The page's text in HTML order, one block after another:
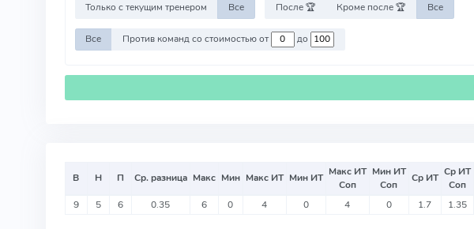
Только с текущим тренером Все После 🏆 Кроме после 🏆 Все
Все Против команд со стоимостью от до
В Н П Ср. разница Макс Мин Макс ИТ Мин ИТ Макс ИТ
Соп
Мин ИТ
Соп
Ср ИТ Ср ИТ
Соп
9 5 6 0.35 6 0 4 0 4 0 1.7 1.35